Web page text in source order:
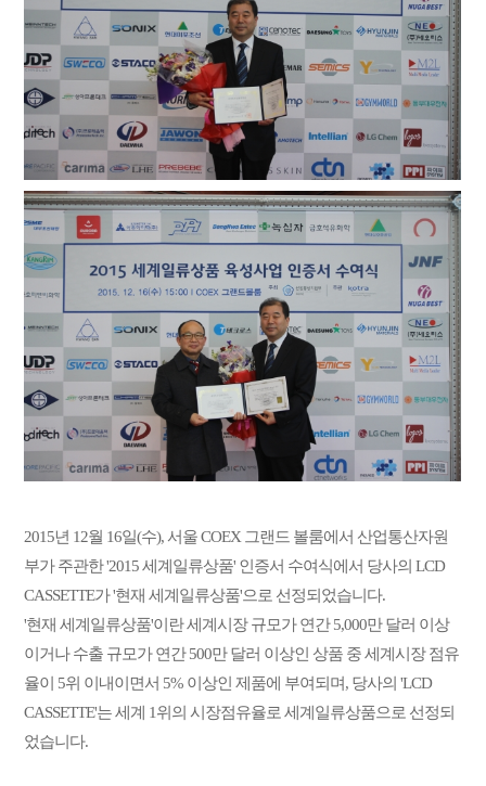
2015년 12월 16일(수), 서울 COEX 그랜드 볼룸에서 산업통산자원
부가 주관한'2015 세계일류상품' 인증서 수여식에서 당사의 LCD
CASSETTE가 '현재 세계일류상품'으로 선정되었습니다.
'현재 세계일류상품'이란 세계시장 규모가 연간 5,000만 달러 이상
이거나수출 규모가 연간 500만 달러 이상인 상품 중 세계시장 점유
율이 5위 이내이면서 5% 이상인제품에 부여되며, 당사의 'LCD
CASSETTE'는 세계 1위의 시장점유율로 세계일류상품으로 선정되
었습니다.